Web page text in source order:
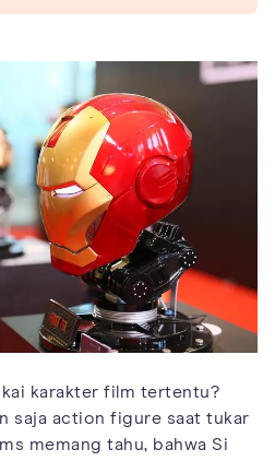
karakter film tertentu?
saja action figure saat tukar
memang tahu, bahwa Si